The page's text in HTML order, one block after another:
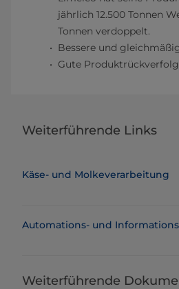
jährlich 12.500 Tonnen
Tonnen verdoppelt.
Bessere und
Gute
Weiterführende Links
Käse- und Molkeverarbeitung
Automations- und
Weiterführende